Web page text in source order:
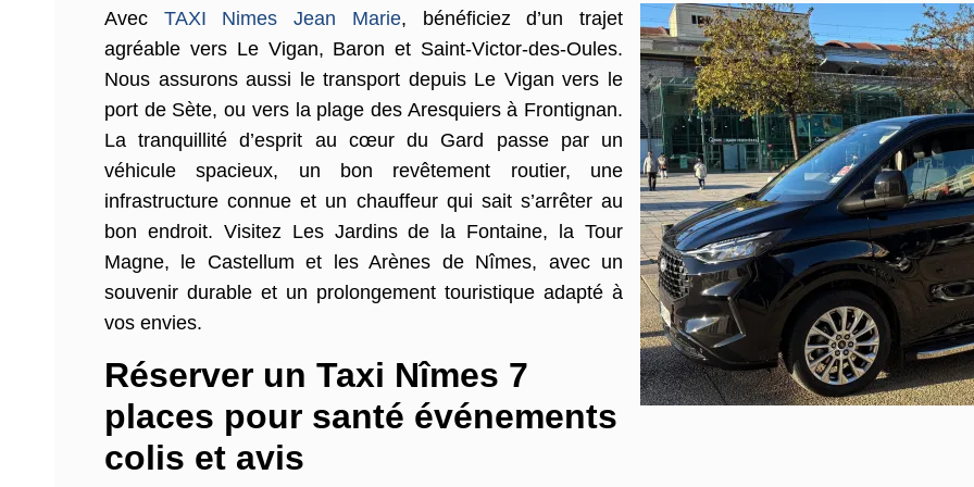
Avec TAXI Nimes Jean Marie, bénéficiez d’un trajet
agréable vers Le Vigan, Baron et Saint-Victor-des-Oules.
Nous assurons aussi le transport depuis Le Vigan vers le
port de Sète, ou vers la plage des Aresquiers à Frontignan.
La tranquillité d’esprit au cœur du Gard passe par un
véhicule spacieux, un bon revêtement routier, une
infrastructure connue et un chauffeur qui sait s’arrêter au
bon endroit. Visitez Les Jardins de la Fontaine, la Tour
Magne, le Castellum et les Arènes de Nîmes, avec un
souvenir durable et un prolongement touristique adapté à
vos envies.
Réserver un Taxi Nîmes 7
places pour santé événements
colis et avis